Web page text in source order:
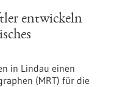
entwickeln
in Lindau einen
(MRT) für die